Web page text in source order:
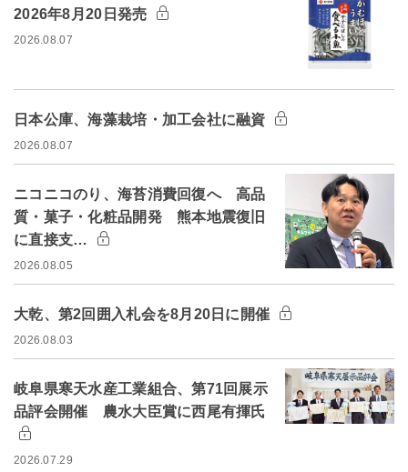
2026年8月20日発売
2026.08.07
日本公庫、海藻栽培・加工会社に融資
2026.08.07
ニコニコのり、海苔消費回復へ 高品
質・菓子・化粧品開発 熊本地震復旧
に直接支…
2026.08.05
大乾、第2回囲入札会を8月20日に開催
2026.08.03
岐阜県寒天水産工業組合、第71回展示
品評会開催 農水大臣賞に西尾有揮氏
2026.07.29